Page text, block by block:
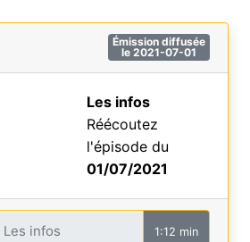
Émission diffusée
le 2021-07-01
Les infos
Réécoutez
l'épisode du
01/07/2021
1:12 min